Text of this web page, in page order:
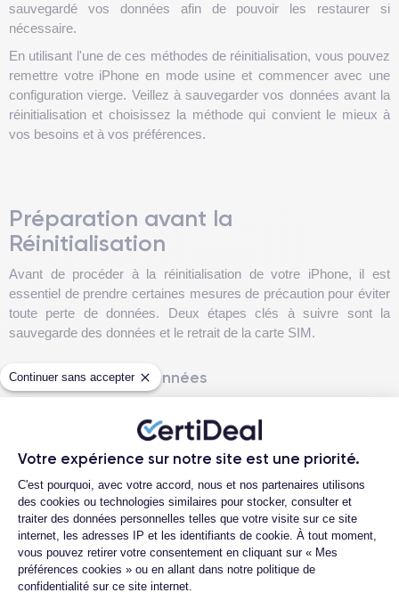
Continuer sans accepter
Votre expérience sur notre site est une priorité.
Plateforme de Gestion du
C'est pourquoi, avec votre accord, nous et nos partenaires utilisons
des cookies ou technologies similaires pour stocker, consulter et
traiter des données personnelles telles que votre visite sur ce site
internet, les adresses IP et les identifiants de cookie. À tout moment,
vous pouvez retirer votre consentement en cliquant sur « Mes
préférences cookies » ou en allant dans notre politique de
confidentialité sur ce site internet.
sauvegardé vos données afin de pouvoir les restaurer si
nécessaire.
En utilisant l'une de ces méthodes de réinitialisation, vous pouvez
remettre votre iPhone en mode usine et commencer avec une
configuration vierge. Veillez à sauvegarder vos données avant la
réinitialisation et choisissez la méthode qui convient le mieux à
vos besoins et à vos préférences.
Préparation avant la
Réinitialisation
Avant de procéder à la réinitialisation de votre iPhone, il est
essentiel de prendre certaines mesures de précaution pour éviter
toute perte de données. Deux étapes clés à suivre sont la
sauvegarde des données et le retrait de la carte SIM.
Sauvegarde des Données
de réaliser une réinitialisation d'usine pour éviter toute perte de
données. Vous pouvez utiliser des outils tels que Dr.Fone -
Sauvegarde de données (iOS) pour effectuer une sauvegarde
complète de votre iPhone, iPad ou iPod et exporter sélectivement
les données que vous souhaitez conserver. Vous pouvez
également effectuer une sauvegarde complète en connectant
votre appareil à un ordinateur et en utilisant iTunes pour
sauvegarder vos données via l'option dans la section
Sauvegardes.